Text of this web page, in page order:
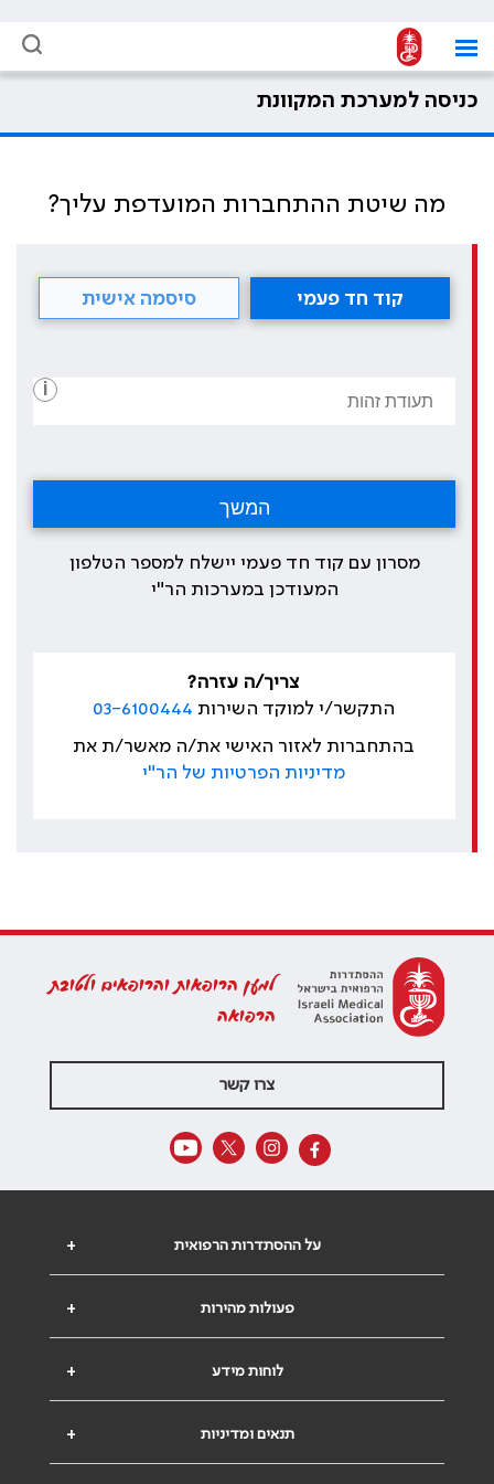
כניסה למערכת המקוונת
מה שיטת ההתחברות המועדפת עליך?
קוד חד פעמי סיסמה אישית
i
מסרון עם קוד חד פעמי יישלח למספר הטלפון
המעודכן במערכות הר"י
צריך/ה עזרה?
התקשר/י למוקד השירות 03-6100444
בהתחברות לאזור האישי את/ה מאשר/ת את
מדיניות הפרטיות של הר"י
למען הרופאות והרופאים ולטובת
הרפואה
צרו קשר
+ על ההסתדרות הרפואית
+ פעולות מהירות
+ לוחות מידע
+ תנאים ומדיניות